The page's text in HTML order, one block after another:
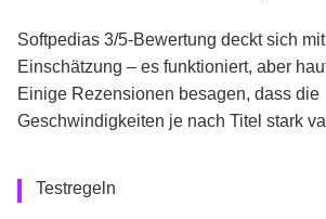
Softpedias 3/5-Bewertung deckt sich
Einschätzung – es funktioniert, aber
Einige Rezensionen besagen, dass die
Geschwindigkeiten je nach Titel stark
Testregeln